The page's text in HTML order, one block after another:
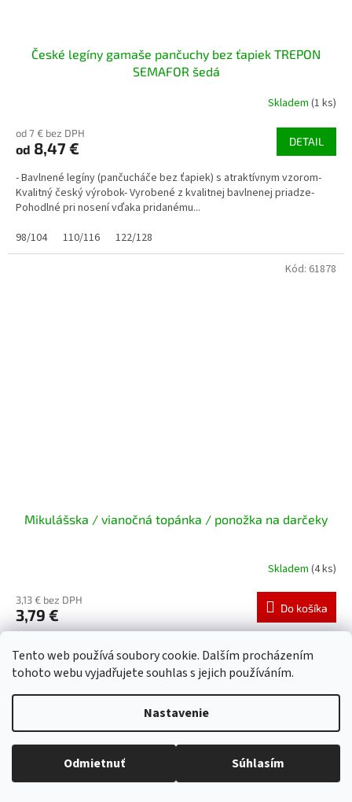
Tento web používá soubory cookie. Dalším procházením
tohoto webu vyjadřujete souhlas s jejich používáním.
Nastavenie
Odmietnuť Súhlasím
České legíny gamaše pančuchy bez ťapiek TREPON
SEMAFOR šedá
Skladem (1 ks)
od 7 € bez DPH
od 8,47 € DETAIL
- Bavlnené legíny (pančucháče bez ťapiek) s atraktívnym vzorom-
Kvalitný český výrobok- Vyrobené z kvalitnej bavlnenej priadze-
Pohodlné pri nosení vďaka pridanému...
98/104
110/116 122/128
Mikulášska / vianočná topánka / ponožka na darčeky
Skladem (4 ks)
3,13 € bez DPH
3,79 € Do košíka
Kód: 61878
Kód:61749/23-26